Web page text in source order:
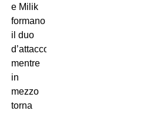
e Milik
formano
il duo
d’attacco,
mentre
in
mezzo
torna